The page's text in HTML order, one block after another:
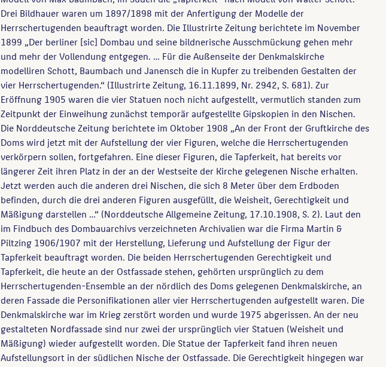
Drei Bildhauer waren um 1897/1898 mit der Anfertigung der Modelle der
Herrschertugenden beauftragt worden. Die Illustrirte Zeitung berichtete im November
1899 „Der berliner [sic] Dombau und seine bildnerische Ausschmückung gehen mehr
und mehr der Vollendung entgegen. … Für die Außenseite der Denkmalskirche
modelliren Schott, Baumbach und Janensch die in Kupfer zu treibenden Gestalten der
vier Herrschertugenden.“ (Illustrirte Zeitung, 16.11.1899, Nr. 2942, S. 681). Zur
Eröffnung 1905 waren die vier Statuen noch nicht aufgestellt, vermutlich standen zum
Zeitpunkt der Einweihung zunächst temporär aufgestellte Gipskopien in den Nischen.
Die Norddeutsche Zeitung berichtete im Oktober 1908 „An der Front der Gruftkirche des
Doms wird jetzt mit der Aufstellung der vier Figuren, welche die Herrschertugenden
verkörpern sollen, fortgefahren. Eine dieser Figuren, die Tapferkeit, hat bereits vor
längerer Zeit ihren Platz in der an der Westseite der Kirche gelegenen Nische erhalten.
Jetzt werden auch die anderen drei Nischen, die sich 8 Meter über dem Erdboden
befinden, durch die drei anderen Figuren ausgefüllt, die Weisheit, Gerechtigkeit und
Mäßigung darstellen …“ (Norddeutsche Allgemeine Zeitung, 17.10.1908, S. 2). Laut den
im Findbuch des Dombauarchivs verzeichneten Archivalien war die Firma Martin &
Piltzing 1906/1907 mit der Herstellung, Lieferung und Aufstellung der Figur der
Tapferkeit beauftragt worden. Die beiden Herrschertugenden Gerechtigkeit und
Tapferkeit, die heute an der Ostfassade stehen, gehörten ursprünglich zu dem
Herrschertugenden-Ensemble an der nördlich des Doms gelegenen Denkmalskirche, an
deren Fassade die Personifikationen aller vier Herrschertugenden aufgestellt waren. Die
Denkmalskirche war im Krieg zerstört worden und wurde 1975 abgerissen. An der neu
gestalteten Nordfassade sind nur zwei der ursprünglich vier Statuen (Weisheit und
Mäßigung) wieder aufgestellt worden. Die Statue der Tapferkeit fand ihren neuen
Aufstellungsort in der südlichen Nische der Ostfassade. Die Gerechtigkeit hingegen war